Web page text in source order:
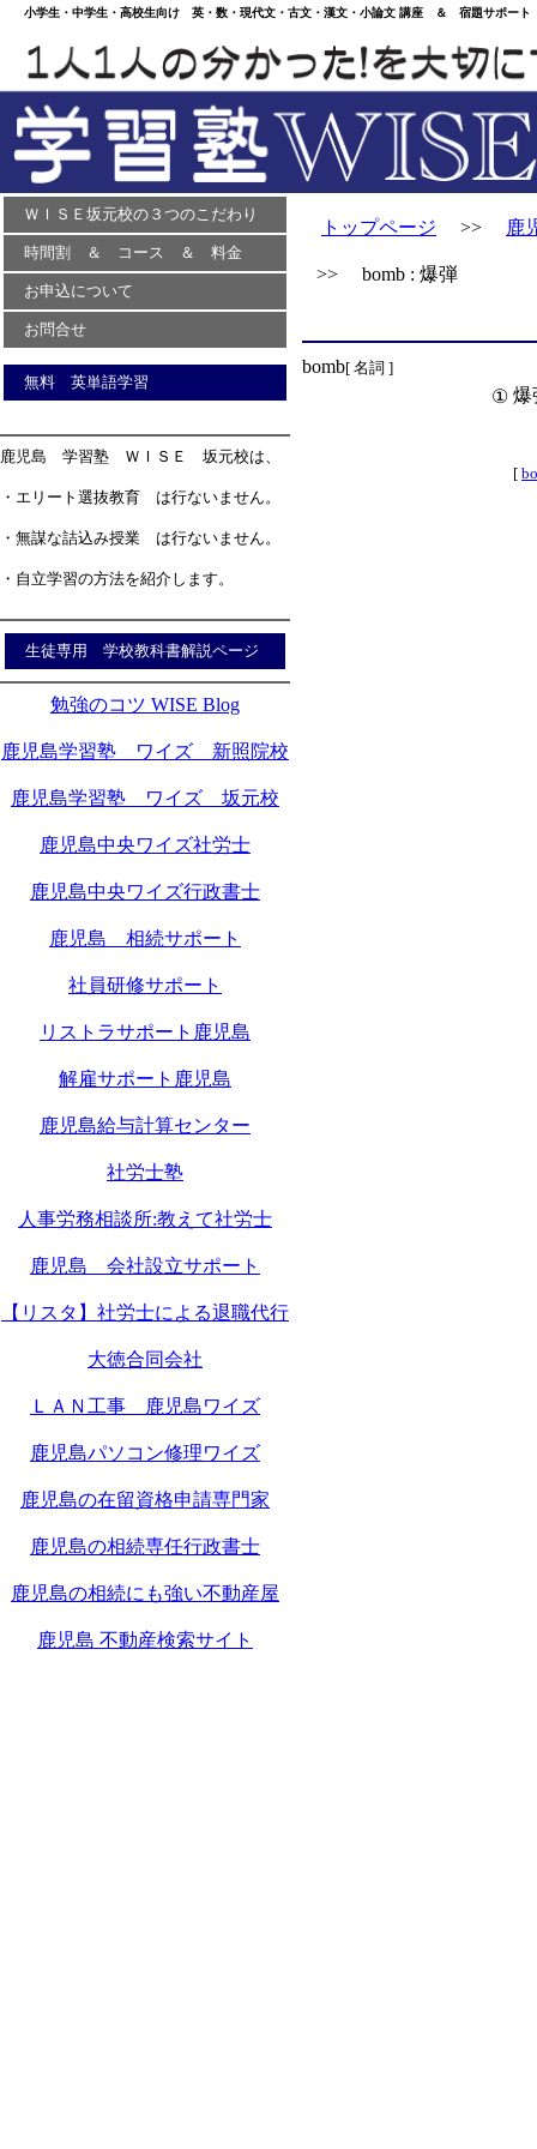
小学生・中学生・高校生向け 英・数・現代文・古文・漢文・小論文 講座 ＆ 宿題サポー
ＷＩＳＥ坂元校の３つのこだわり
時間割 ＆ コース ＆ 料金
お申込について
お問合せ
無料 英単語学習
鹿児島 学習塾 ＷＩＳＥ 坂元校は、
・エリート選抜教育 は行ないません。
・無謀な詰込み授業 は行ないません。
・自立学習の方法を紹介します。
生徒専用 学校教科書解説ページ
勉強のコツ WISE Blog
鹿児島学習塾 ワイズ 新照院校
鹿児島学習塾 ワイズ 坂元校
鹿児島中央ワイズ社労士
鹿児島中央ワイズ行政書士
鹿児島 相続サポート
社員研修サポート
リストラサポート鹿児島
解雇サポート鹿児島
鹿児島給与計算センター
社労士塾
人事労務相談所:教えて社労士
鹿児島 会社設立サポート
【リスタ】社労士による退職代行
大徳合同会社
ＬＡＮ工事 鹿児島ワイズ
鹿児島パソコン修理ワイズ
鹿児島の在留資格申請専門家
鹿児島の相続専任行政書士
鹿児島の相続にも強い不動産屋
鹿児島 不動産検索サイト
トップページ >> 鹿
>> bomb : 爆弾
bomb[ 名詞 ]
① 爆
[